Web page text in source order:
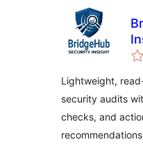
Lightweight,
security audits
checks, and